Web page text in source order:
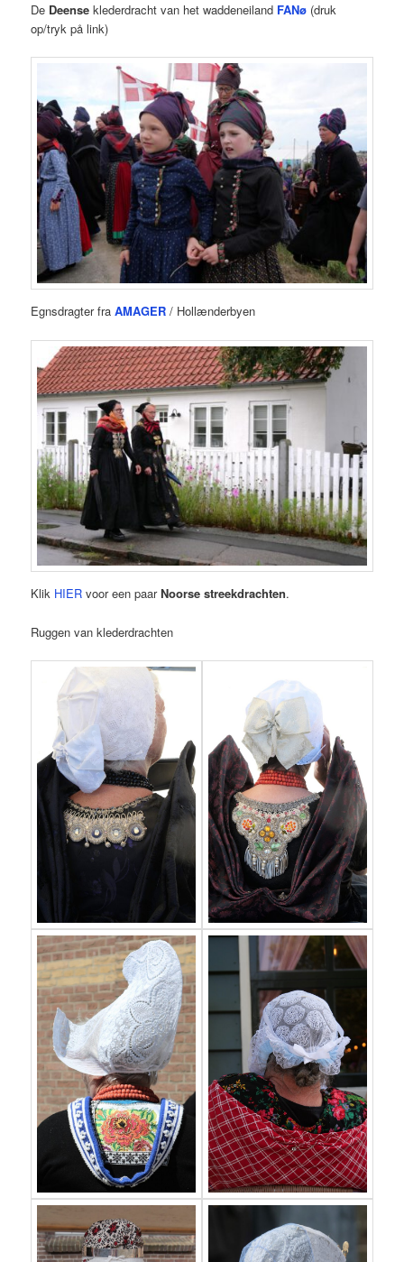
De Deenseklederdracht van het waddeneiland FANø (druk
op/tryk på link)
Egnsdragter fraAMAGER/ Hollænderbyen
Klik HIERvoor een paarNoorse streekdrachten.
Ruggen van klederdrachten